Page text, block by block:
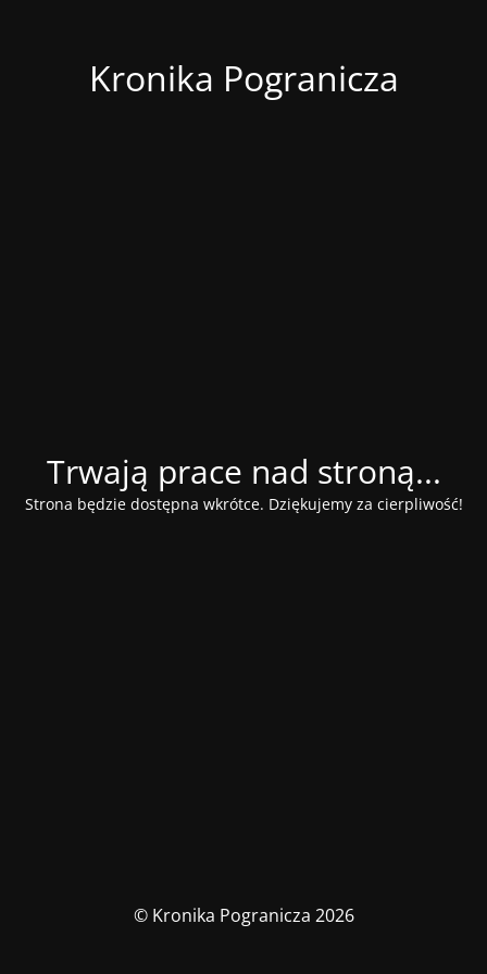
Kronika Pogranicza
Trwają prace nad stroną...
Strona będzie dostępna wkrótce. Dziękujemy za cierpliwość!
© Kronika Pogranicza 2026